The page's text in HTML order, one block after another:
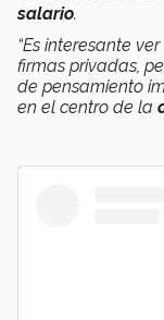
salario.
“Es interesante
firmas privadas,
de pensamiento
en el centro de la